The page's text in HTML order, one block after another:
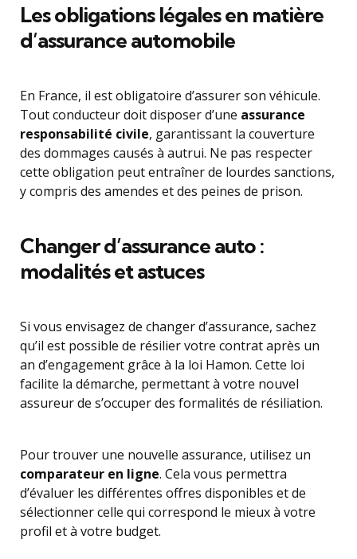
Les obligations légales en matière
d’assurance automobile
En France, il est obligatoire d’assurer son véhicule.
Tout conducteur doit disposer d’une assurance
responsabilité civile, garantissant la couverture
des dommages causés à autrui. Ne pas respecter
cette obligation peut entraîner de lourdes sanctions,
y compris des amendes et des peines de prison.
Changer d’assurance auto :
modalités et astuces
Si vous envisagez de changer d’assurance, sachez
qu’il est possible de résilier votre contrat après un
an d’engagement grâce à la loi Hamon. Cette loi
facilite la démarche, permettant à votre nouvel
assureur de s’occuper des formalités de résiliation.
Pour trouver une nouvelle assurance, utilisez un
comparateur en ligne. Cela vous permettra
d’évaluer les différentes offres disponibles et de
sélectionner celle qui correspond le mieux à votre
profil et à votre budget.